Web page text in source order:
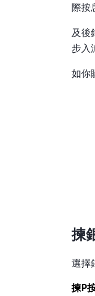
際按
及後
步入
如你
揀
選擇
揀P